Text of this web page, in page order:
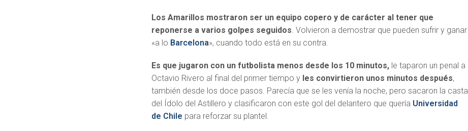
Los Amarillos mostraron ser un equipo copero y de carácter al tener que
reponerse a varios golpes seguidos. Volvieron a demostrar que pueden sufrir y ganar
«a lo Barcelona», cuando todo está en su contra.
Es que jugaron con un futbolista menos desde los 10 minutos, le taparon un penal a
Octavio Rivero al final del primer tiempo y les convirtieron unos minutos después,
también desde los doce pasos. Parecía que se les venía la noche, pero sacaron la casta
del Ídolo del Astillero y clasificaron con este gol del delantero que quería Universidad
de Chile para reforzar su plantel.